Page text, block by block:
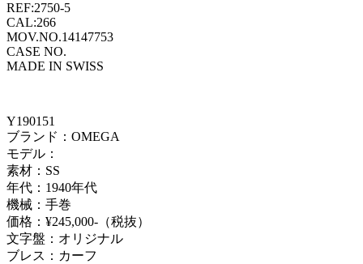
REF:2750-5
CAL:266
MOV.NO.14147753
CASE NO.
MADE IN SWISS
Y190151
ブランド：OMEGA
モデル：
素材：SS
年代：1940年代
機械：手巻
価格：¥245,000-（税抜）
文字盤：オリジナル
ブレス：カーフ